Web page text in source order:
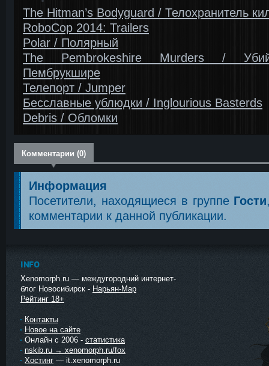
The Hitman’s Bodyguard / Телохранитель
RoboCop 2014: Trailers
Polar / Полярный
The Pembrokeshire Murders /
Пембрукшире
Телепорт / Jumper
Бесславные ублюдки / Inglourious Basterds
Debris / Обломки
Комментарии (0)
Информация
Посетители, находящиеся в группе Гости
комментарии к данной публикации.
INFO
Xenomorph.ru — междугородний интернет-
блог Новосибирск - Нарьян-Мар
Рейтинг 18+
Контакты
Новое на сайте
Онлайн с 2006 - статистика
nskib.ru → xenomorph.ru/fox
Хостинг — it.xenomorph.ru